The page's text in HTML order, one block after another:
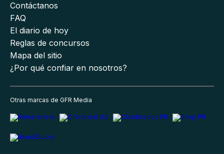
Contáctanos
FAQ
El diario de hoy
Reglas de concursos
Mapa del sitio
¿Por qué confiar en nosotros?
Otras marcas de GFR Media